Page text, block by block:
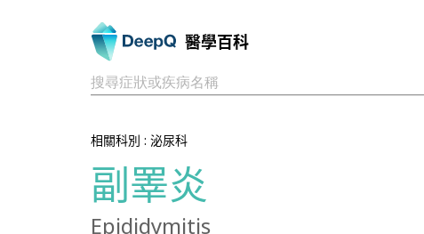
醫學百科
搜尋症狀或疾病名稱
相關科別 : 泌尿科
副睪炎
Epididymitis